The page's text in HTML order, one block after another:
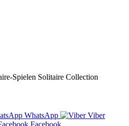
Solitaire Collection
WhatsApp
Viber